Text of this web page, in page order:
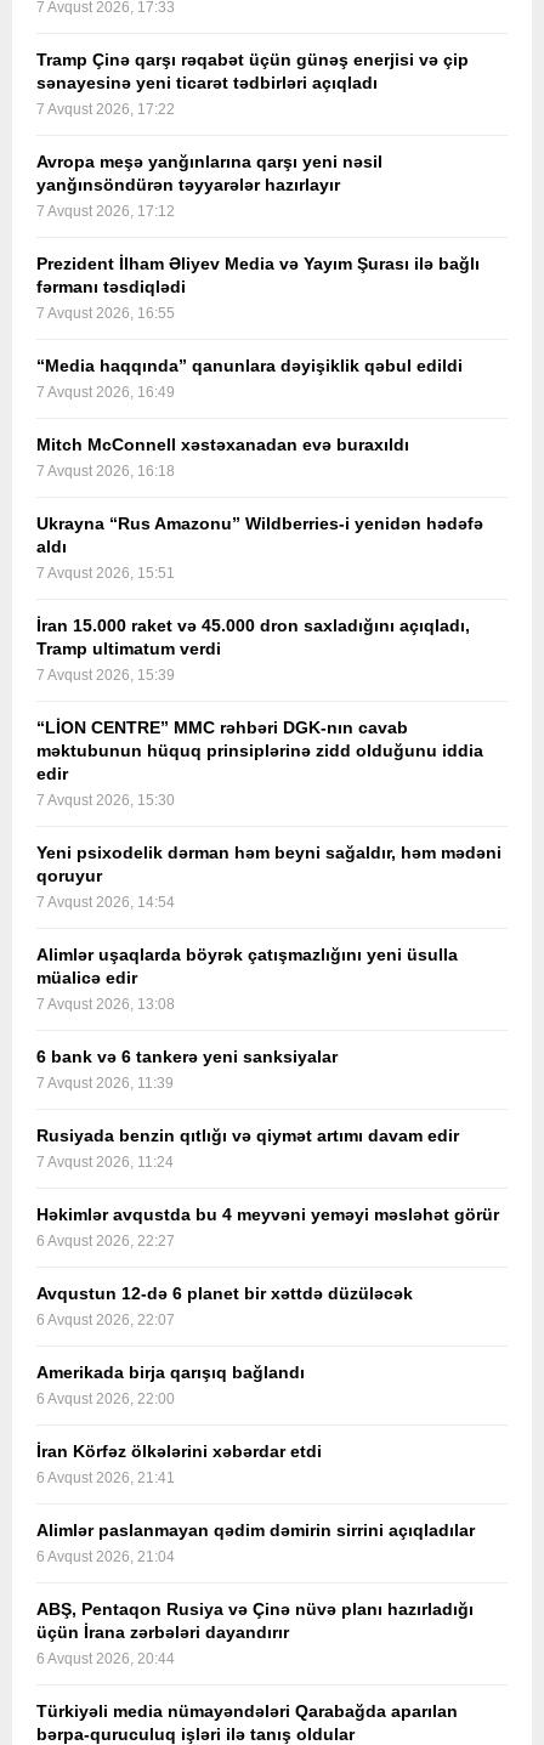
7 Avqust 2026, 17:33
Tramp Çinə qarşı rəqabət üçün günəş enerjisi və çip
sənayesinə yeni ticarət tədbirləri açıqladı
7 Avqust 2026, 17:22
Avropa meşə yanğınlarına qarşı yeni nəsil
yanğınsöndürən təyyarələr hazırlayır
7 Avqust 2026, 17:12
Prezident İlham Əliyev Media və Yayım Şurası ilə bağlı
fərmanı təsdiqlədi
7 Avqust 2026, 16:55
“Media haqqında” qanunlara dəyişiklik qəbul edildi
7 Avqust 2026, 16:49
Mitch McConnell xəstəxanadan evə buraxıldı
7 Avqust 2026, 16:18
Ukrayna “Rus Amazonu” Wildberries-i yenidən hədəfə
aldı
7 Avqust 2026, 15:51
İran 15.000 raket və 45.000 dron saxladığını açıqladı,
Tramp ultimatum verdi
7 Avqust 2026, 15:39
“LİON CENTRE” MMC rəhbəri DGK-nın cavab
məktubunun hüquq prinsiplərinə zidd olduğunu iddia
edir
7 Avqust 2026, 15:30
Yeni psixodelik dərman həm beyni sağaldır, həm mədəni
qoruyur
7 Avqust 2026, 14:54
Alimlər uşaqlarda böyrək çatışmazlığını yeni üsulla
müalicə edir
7 Avqust 2026, 13:08
6 bank və 6 tankerə yeni sanksiyalar
7 Avqust 2026, 11:39
Rusiyada benzin qıtlığı və qiymət artımı davam edir
7 Avqust 2026, 11:24
Həkimlər avqustda bu 4 meyvəni yeməyi məsləhət görür
6 Avqust 2026, 22:27
Avqustun 12-də 6 planet bir xəttdə düzüləcək
6 Avqust 2026, 22:07
Amerikada birja qarışıq bağlandı
6 Avqust 2026, 22:00
İran Körfəz ölkələrini xəbərdar etdi
6 Avqust 2026, 21:41
Alimlər paslanmayan qədim dəmirin sirrini açıqladılar
6 Avqust 2026, 21:04
ABŞ, Pentaqon Rusiya və Çinə nüvə planı hazırladığı
üçün İrana zərbələri dayandırır
6 Avqust 2026, 20:44
Türkiyəli media nümayəndələri Qarabağda aparılan
bərpa-quruculuq işləri ilə tanış oldular